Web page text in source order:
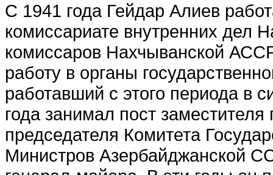
С 1941 года Гейдар Алиев
комиссариате внутренних дел
комиссаров Нахчыванской
работу в органы
работавший с этого периода в
года занимал пост
председателя Комитета
Министров Азербайджанской